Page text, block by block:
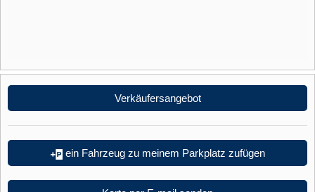
Verkäufersangebot
ein Fahrzeug zu meinem Parkplatz zufügen